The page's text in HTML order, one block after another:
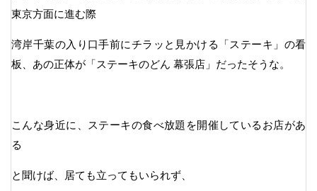
東京方面に進む際
湾岸千葉の入り口手前にチラッと見かける「ステーキ」の看
板、あの正体が「ステーキのどん 幕張店」だったそうな。
こんな身近に、ステーキの食べ放題を開催しているお店があ
る
と聞けば、居ても立ってもいられず、